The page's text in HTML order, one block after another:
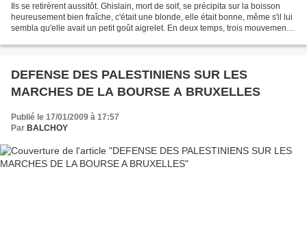
Ils se retirèrent aussitôt. Ghislain, mort de soif, se précipita sur la boisson
heureusement bien fraîche, c'était une blonde, elle était bonne, même s'il lui
sembla qu'elle avait un petit goût aigrelet. En deux temps, trois mouvements
DEFENSE DES PALESTINIENS SUR LES
MARCHES DE LA BOURSE A BRUXELLES
Publié le 17/01/2009 à 17:57
Par BALCHOY